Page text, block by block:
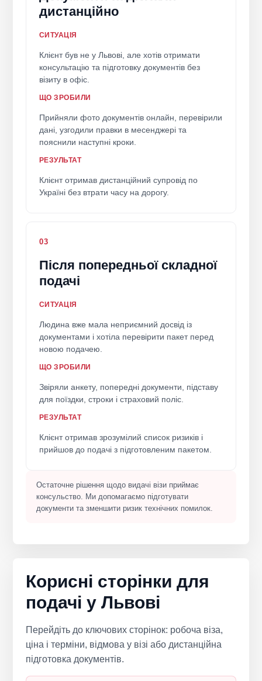
дистанційно
СИТУАЦІЯ
Клієнт був не у Львові, але хотів отримати
консультацію та підготовку документів без
візиту в офіс.
ЩО ЗРОБИЛИ
Прийняли фото документів онлайн, перевірили
дані, узгодили правки в месенджері та
пояснили наступні кроки.
РЕЗУЛЬТАТ
Клієнт отримав дистанційний супровід по
Україні без втрати часу на дорогу.
03
Після попередньої складної
подачі
СИТУАЦІЯ
Людина вже мала неприємний досвід із
документами і хотіла перевірити пакет перед
новою подачею.
ЩО ЗРОБИЛИ
Звіряли анкету, попередні документи, підставу
для поїздки, строки і страховий поліс.
РЕЗУЛЬТАТ
Клієнт отримав зрозумілий список ризиків і
прийшов до подачі з підготовленим пакетом.
Остаточне рішення щодо видачі візи приймає
консульство. Ми допомагаємо підготувати
документи та зменшити ризик технічних помилок.
Корисні сторінки для
подачі у Львові
Перейдіть до ключових сторінок: робоча віза,
ціна і терміни, відмова у візі або дистанційна
підготовка документів.